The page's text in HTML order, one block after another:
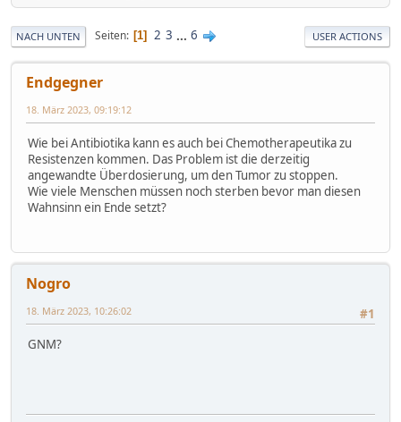
NACH UNTEN Seiten 1 2 3 ... 6 USER ACTIONS
Endgegner
18. März 2023, 09:19:12
Wie bei Antibiotika kann es auch bei Chemotherapeutika zu
Resistenzen kommen. Das Problem ist die derzeitig
angewandte Überdosierung, um den Tumor zu stoppen.
Wie viele Menschen müssen noch sterben bevor man diesen
Wahnsinn ein Ende setzt?
Nogro
#1
18. März 2023, 10:26:02
GNM?